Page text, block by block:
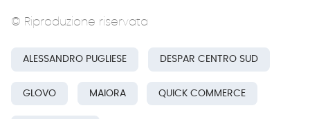
© Riproduzione riservata
ALESSANDRO PUGLIESE DESPAR CENTRO SUD
GLOVO MAIORA QUICK COMMERCE